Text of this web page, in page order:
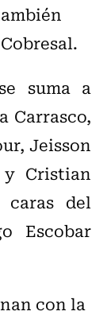
suma a
Carrasco,
Jeisson
y Cristian
caras del
Escobar
con la